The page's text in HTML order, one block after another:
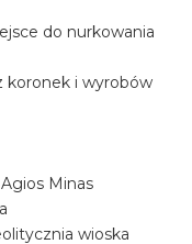
do nurkowania
koronek i wyrobów
Minas
wioska